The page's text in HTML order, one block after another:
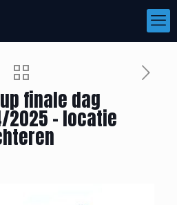
finale dag
– locatie